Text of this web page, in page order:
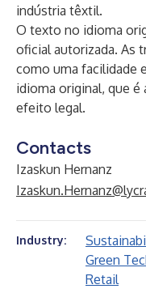
indústria têxtil.
O texto no idioma
oficial autorizada. As
como uma facilidade
idioma original, que
efeito legal.
Contacts
Izaskun Hernanz
Industry:
Green
Retail